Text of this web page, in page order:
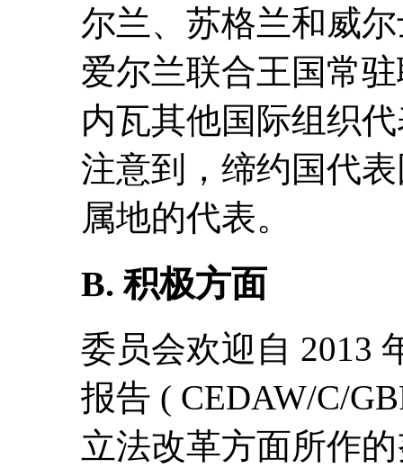
尔兰、苏格兰和威
爱尔兰联合王国常
内瓦其他国际组织
注意到，缔约国代
属地的代表。
B. 积极方面
委员会欢迎自 2013
报告 ( CEDAW/C/
立法改革方面所作